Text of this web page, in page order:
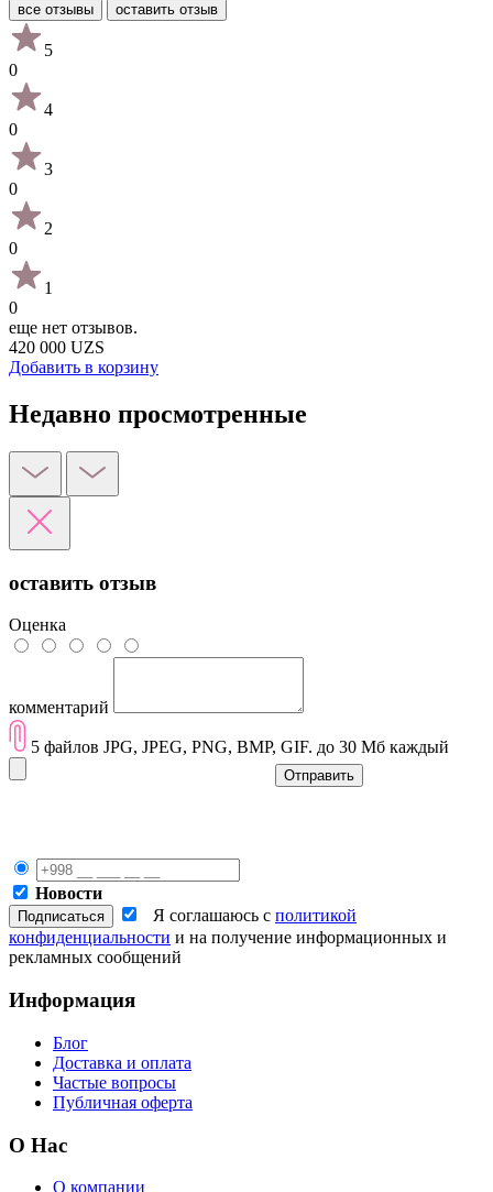
все отзывы оставить отзыв
5
0
4
0
3
0
2
0
1
0
еще нет отзывов.
420 000 UZS
Добавить в корзину
Недавно просмотренные
оставить отзыв
Оценка
комментарий
5 файлов JPG, JPEG, PNG, BMP, GIF. до 30 Мб каждый
Отправить
Новости
Я соглашаюсь с политикой
конфиденциальности и на получение информационных и
рекламных сообщений
Информация
Блог
Доставка и оплата
Частые вопросы
Публичная оферта
О Нас
О компании